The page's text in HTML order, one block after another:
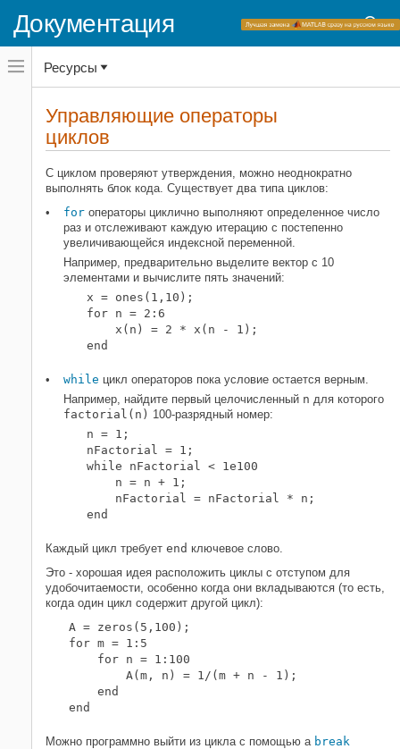
Документация
Переключатель
навигационного
меню
переключатель
навигационного
MATLAB
Основы языка
Циклы и условные операторы
Управляющие операторы циклов
НА ЭТОЙ СТРАНИЦЕ
Смотрите также
Ресурсы
Управляющие операторы
циклов
С циклом проверяют утверждения, можно неоднократно
выполнять блок кода. Существует два типа циклов:
for операторы циклично выполняют определенное число
раз и отслеживают каждую итерацию с постепенно
увеличивающейся индексной переменной.
Например, предварительно выделите вектор с 10
элементами и вычислите пять значений:
x = ones(1,10);
for n = 2:6
    x(n) = 2 * x(n - 1);
end
while цикл операторов пока условие остается верным.
Например, найдите первый целочисленный n для которого
factorial(n) 100-разрядный номер:
n = 1;
nFactorial = 1;
while nFactorial < 1e100
    n = n + 1;
    nFactorial = nFactorial * n;
end
Каждый цикл требует end ключевое слово.
Это - хорошая идея расположить циклы с отступом для
удобочитаемости, особенно когда они вкладываются (то есть,
когда один цикл содержит другой цикл):
A = zeros(5,100);
for m = 1:5
    for n = 1:100
        A(m, n) = 1/(m + n - 1);
    end
end
Можно программно выйти из цикла с помощью a break